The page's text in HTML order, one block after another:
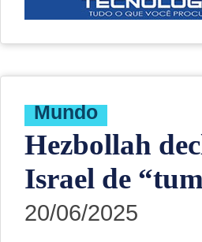
Mundo
Hezbollah
Israel de
20/06/2025